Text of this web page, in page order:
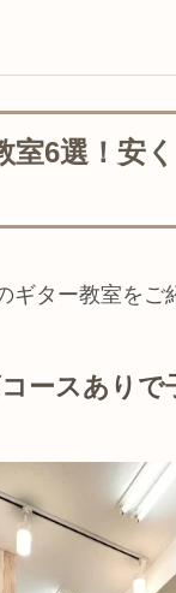
6選！安
ター教室をご
ースあり